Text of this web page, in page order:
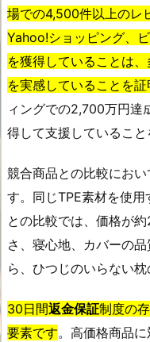
場での4,500件以上のレ
Yahoo!ショッピング、
を獲得していることは
を実感していることを
ィングでの2,700万円達
得して支援していること
競合商品との比較にお
す。同じTPE素材を使
との比較では、価格が
さ、寝心地、カバーの品
ら、ひつじのいらない枕
30日間返金保証制度の
要素です。高価格商品